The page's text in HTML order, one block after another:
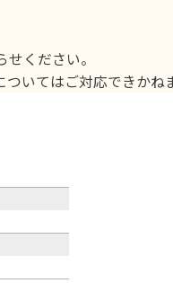
せください。
いてはご対応できかね